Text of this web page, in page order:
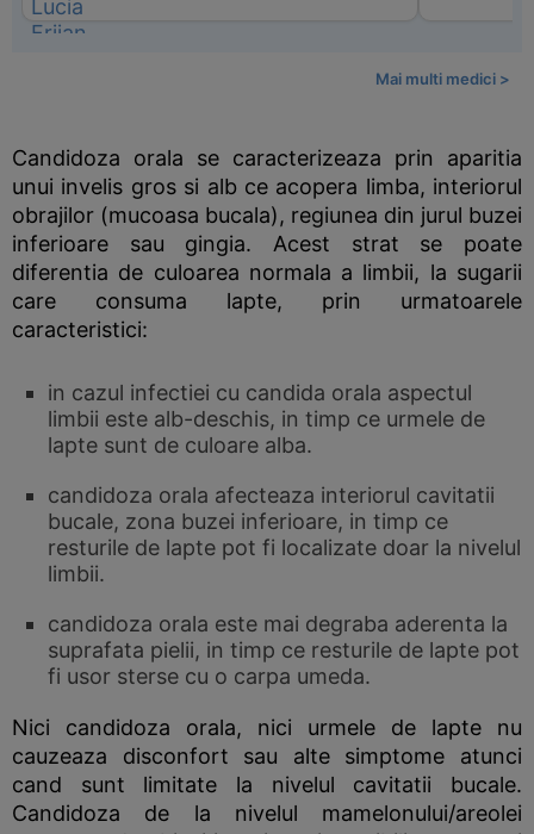
Mai multi medici >
Candidoza orala se caracterizeaza prin aparitia
unui invelis gros si alb ce acopera limba, interiorul
obrajilor (mucoasa bucala), regiunea din jurul buzei
inferioare sau gingia. Acest strat se poate
diferentia de culoarea normala a limbii, la sugarii
care consuma lapte, prin urmatoarele
caracteristici:
in cazul infectiei cu candida orala aspectul
limbii este alb-deschis, in timp ce urmele de
lapte sunt de culoare alba.
candidoza orala afecteaza interiorul cavitatii
bucale, zona buzei inferioare, in timp ce
resturile de lapte pot fi localizate doar la nivelul
limbii.
candidoza orala este mai degraba aderenta la
suprafata pielii, in timp ce resturile de lapte pot
fi usor sterse cu o carpa umeda.
Nici candidoza orala, nici urmele de lapte nu
cauzeaza disconfort sau alte simptome atunci
cand sunt limitate la nivelul cavitatii bucale.
Candidoza de la nivelul mamelonului/areolei